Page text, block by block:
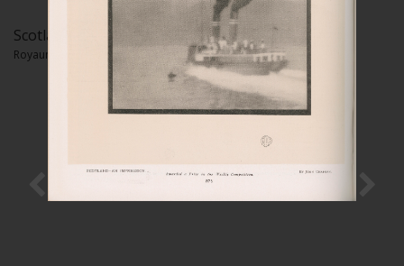
Scotland – An Impression
Royaume-Uni